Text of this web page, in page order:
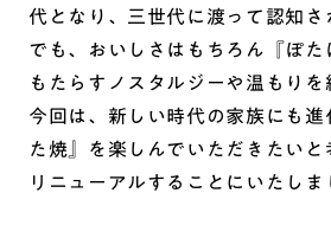
代となり、三世代に渡って認知
でも、おいしさはもちろん『ぽ
もたらすノスタルジーや温もりを
今回は、新しい時代の家族にも
た焼』を楽しんでいただきたいと
リニューアルすることにいたしま